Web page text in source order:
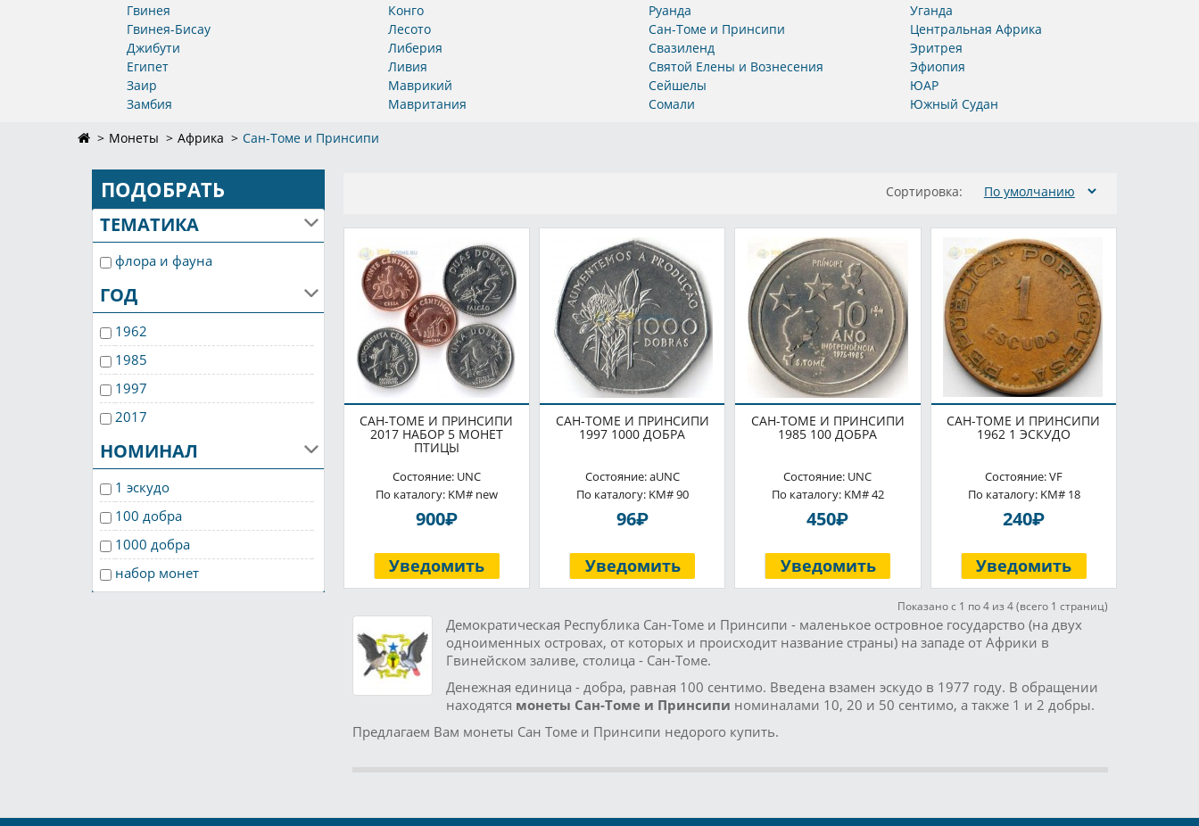
Гвинея
Гвинея-Бисау
Джибути
Египет
Заир
Замбия
Конго
Лесото
Либерия
Ливия
Маврикий
Мавритания
Руанда
Сан-Томе и Принсипи
Свазиленд
Святой Елены и Вознесения
Сейшелы
Сомали
Уганда
Центральная Африка
Эритрея
Эфиопия
ЮАР
Южный Судан
Монеты
Африка Сан-Томе и Принсипи
ПОДОБРАТЬ
ТЕМАТИКА
флора и фауна
ГОД
1962
1985
1997
2017
НОМИНАЛ
1 эскудо
100 добра
1000 добра
набор монет
Сортировка:
САН-ТОМЕ И ПРИНСИПИ
2017 НАБОР 5 МОНЕТ
ПТИЦЫ
Состояние: UNC
По каталогу: KM# new
900P
Уведомить
САН-ТОМЕ И ПРИНСИПИ
1997 1000 ДОБРА
Состояние: aUNC
По каталогу: KM# 90
96P
Уведомить
САН-ТОМЕ И ПРИНСИПИ
1985 100 ДОБРА
Состояние: UNC
По каталогу: KM# 42
450P
Уведомить
САН-ТОМЕ И ПРИНСИПИ
1962 1 ЭСКУДО
Состояние: VF
По каталогу: KM# 18
240P
Уведомить
Показано с 1 по 4 из 4 (всего 1 страниц)
Демократическая Республика Сан-Томе и Принсипи - маленькое островное государство (на двух
одноименных островах, от которых и происходит название страны) на западе от Африки в
Гвинейском заливе, столица - Сан-Томе.
Денежная единица - добра, равная 100 сентимо. Введена взамен эскудо в 1977 году. В обращении
находятся монеты Сан-Томе и Принсипи номиналами 10, 20 и 50 сентимо, а также 1 и 2 добры.
Предлагаем Вам монеты Сан Томе и Принсипи недорого купить.